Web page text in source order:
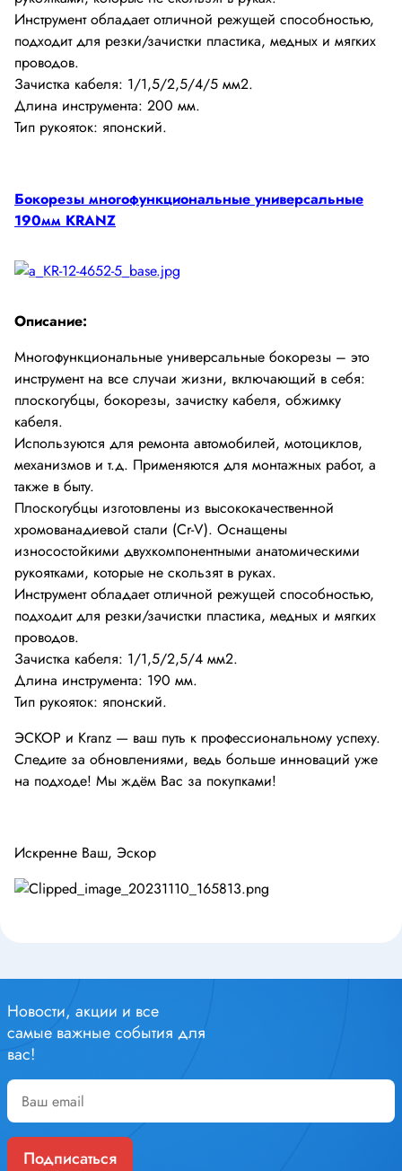
Инструмент обладает отличной режущей способностью,
подходит для резки/зачистки пластика, медных и мягких
проводов.
Зачистка кабеля: 1/1,5/2,5/4/5 мм2.
Длина инструмента: 200 мм.
Тип рукояток: японский.
Бокорезы многофункциональные универсальные
190мм KRANZ
Описание:
Многофункциональные универсальные бокорезы – это
инструмент на все случаи жизни, включающий в себя:
плоскогубцы, бокорезы, зачистку кабеля, обжимку
кабеля.
Используются для ремонта автомобилей, мотоциклов,
механизмов и т.д. Применяются для монтажных работ, а
также в быту.
Плоскогубцы изготовлены из высококачественной
хромованадиевой стали (Cr-V). Оснащены
износостойкими двухкомпонентными анатомическими
рукоятками, которые не скользят в руках.
Инструмент обладает отличной режущей способностью,
подходит для резки/зачистки пластика, медных и мягких
проводов.
Зачистка кабеля: 1/1,5/2,5/4 мм2.
Длина инструмента: 190 мм.
Тип рукояток: японский.
ЭСКОР и Kranz — ваш путь к профессиональному успеху.
Следите за обновлениями, ведь больше инноваций уже
на подходе! Мы ждём Вас за покупками!
Искренне Ваш, Эскор
Новости, акции и все
самые важные события для
вас!
Подписаться